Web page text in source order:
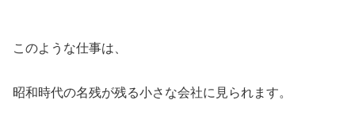
このような仕事は、
昭和時代の名残が残る小さな会社に見られます。